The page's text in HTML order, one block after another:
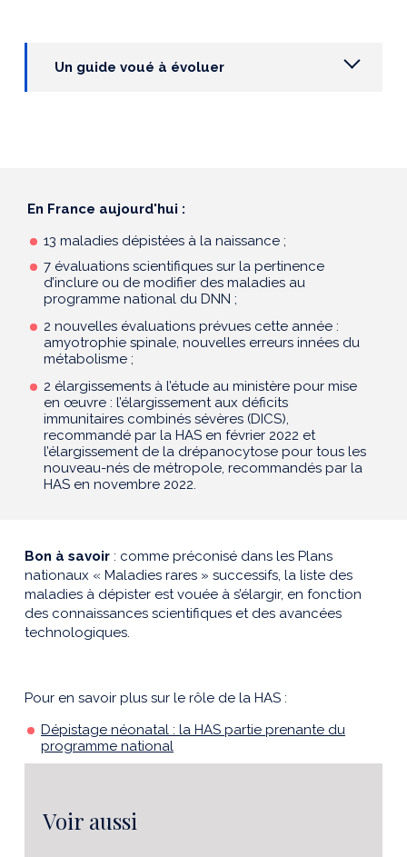
Un guide voué à évoluer
En France aujourd'hui :
13 maladies dépistées à la naissance ;
7 évaluations scientifiques sur la pertinence
d’inclure ou de modifier des maladies au
programme national du DNN ;
2 nouvelles évaluations prévues cette année :
amyotrophie spinale, nouvelles erreurs innées du
métabolisme ;
2 élargissements à l’étude au ministère pour mise
en œuvre : l’élargissement aux déficits
immunitaires combinés sévères (DICS),
recommandé par la HAS en février 2022 et
l’élargissement de la drépanocytose pour tous les
nouveau-nés de métropole, recommandés par la
HAS en novembre 2022.
Bon à savoir : comme préconisé dans les Plans
nationaux « Maladies rares » successifs, la liste des
maladies à dépister est vouée à s’élargir, en fonction
des connaissances scientifiques et des avancées
technologiques.
Pour en savoir plus sur le rôle de la HAS :
Dépistage néonatal : la HAS partie prenante du
programme national
Voir aussi